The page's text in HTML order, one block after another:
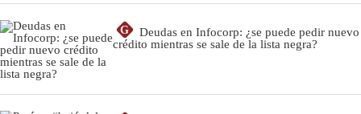
G
Deudas en Infocorp: ¿se puede pedir nuevo
crédito mientras se sale de la lista negra?